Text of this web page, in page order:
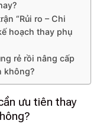
“Rủi ro – Chi
hoạch thay phụ
rẻ rồi nâng cấp
không?
ưu tiên thay